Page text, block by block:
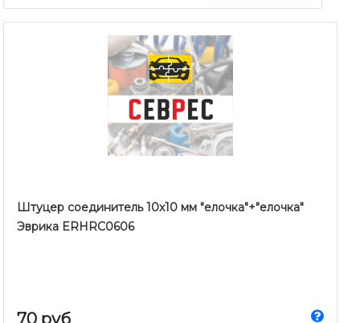
Штуцер соединитель 10x10 мм "елочка"+"елочка"
Эврика ERHRC0606
70 руб